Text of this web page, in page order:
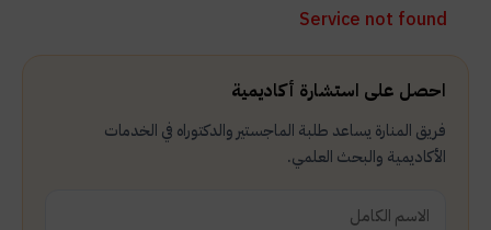
احصل على استشارة أكاديمية
فريق المنارة يساعد طلبة الماجستير والدكتوراه في الخدمات
الأكاديمية والبحث العلمي.
Service not found